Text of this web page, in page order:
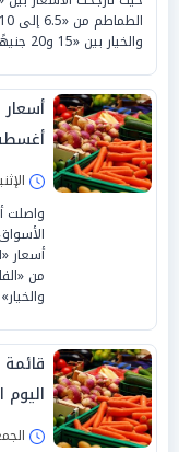
والخيار بين «15 و20 جنيهًا» للكيلو.
أغسطس
الإثنين 03/أغسطس/
واصلت
من
والخيار»
اليوم
الجمعة 31/